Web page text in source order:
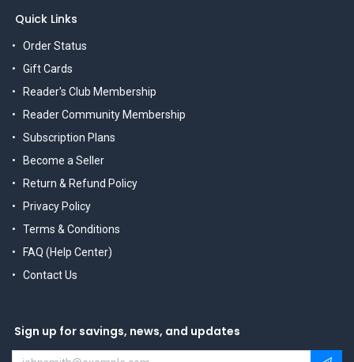
Quick Links
Order Status
Gift Cards
Reader's Club Membership
Reader Community Membership
Subscription Plans
Become a Seller
Return & Refund Policy
Privacy Policy
Terms & Conditions
FAQ (Help Center)
Contact Us
Sign up for savings, news, and updates